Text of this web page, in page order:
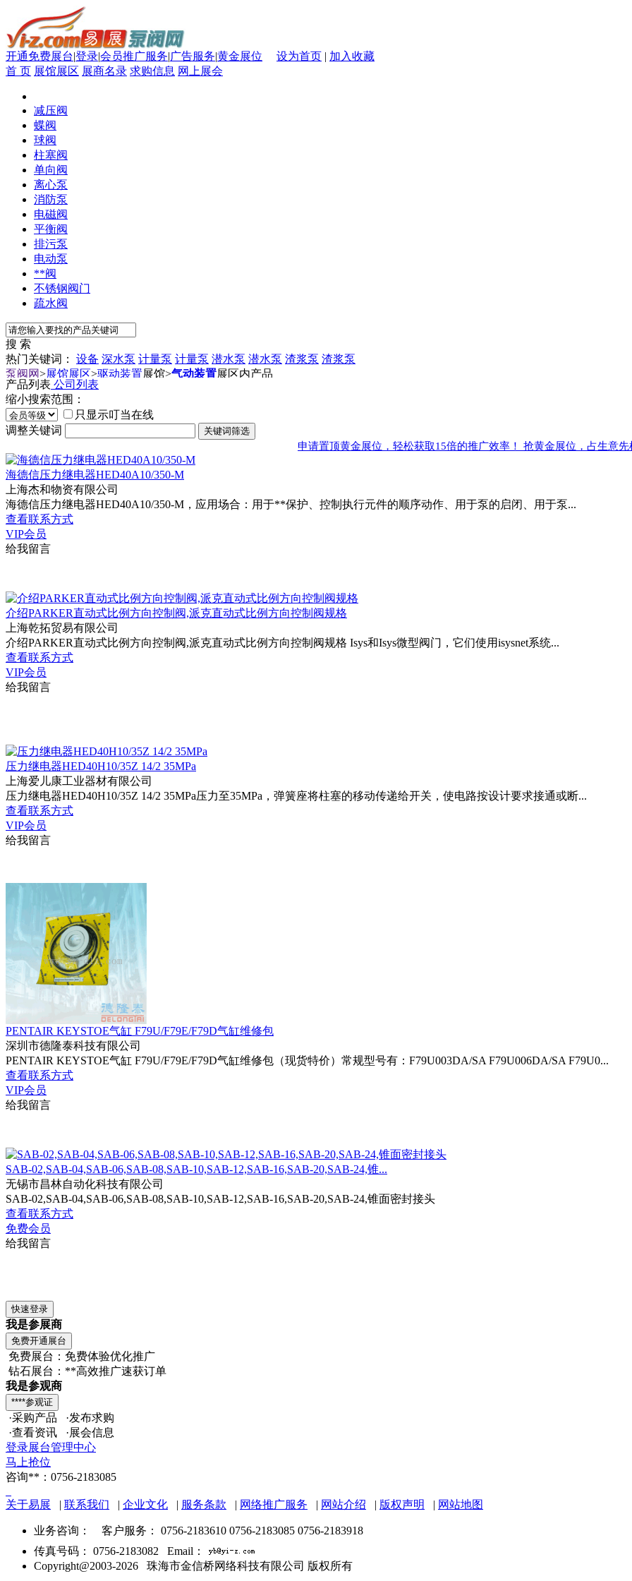
开通免费展台|登录|会员推广服务|广告服务|黄金展位 设为首页 | 加入收藏
首 页 展馆展区 展商名录 求购信息 网上展会
减压阀
蝶阀
球阀
柱塞阀
单向阀
离心泵
消防泵
电磁阀
平衡阀
排污泵
电动泵
**阀
不锈钢阀门
疏水阀
搜 索
热门关键词： 设备 深水泵 计量泵 计量泵 潜水泵 潜水泵 渣浆泵 渣浆泵
泵阀网>展馆展区>驱动装置展馆>气动装置展区内产品
产品列表 公司列表
缩小搜索范围：
只显示叮当在线
调整关键词
申请置顶黄金展位，轻松获取15倍的推广效率！ 抢黄金展位，占生意先
海德信压力继电器HED40A10/350-M
上海杰和物资有限公司
海德信压力继电器HED40A10/350-M，应用场合：用于**保护、控制执行元件的顺序动作、用于泵的启闭、用于泵...
查看联系方式
VIP会员
给我留言
介绍PARKER直动式比例方向控制阀,派克直动式比例方向控制阀规格
上海乾拓贸易有限公司
介绍PARKER直动式比例方向控制阀,派克直动式比例方向控制阀规格 Isys和Isys微型阀门，它们使用isysnet系统...
查看联系方式
VIP会员
给我留言
压力继电器HED40H10/35Z 14/2 35MPa
上海爱儿康工业器材有限公司
压力继电器HED40H10/35Z 14/2 35MPa压力至35MPa，弹簧座将柱塞的移动传递给开关，使电路按设计要求接通或断...
查看联系方式
VIP会员
给我留言
PENTAIR KEYSTOE气缸 F79U/F79E/F79D气缸维修包
深圳市德隆泰科技有限公司
PENTAIR KEYSTOE气缸 F79U/F79E/F79D气缸维修包（现货特价）常规型号有：F79U003DA/SA F79U006DA/SA F79U0...
查看联系方式
VIP会员
给我留言
SAB-02,SAB-04,SAB-06,SAB-08,SAB-10,SAB-12,SAB-16,SAB-20,SAB-24,锥...
无锡市昌林自动化科技有限公司
SAB-02,SAB-04,SAB-06,SAB-08,SAB-10,SAB-12,SAB-16,SAB-20,SAB-24,锥面密封接头
查看联系方式
免费会员
给我留言
我是参展商
免费展台：免费体验优化推广
钻石展台：**高效推广速获订单
我是参观商
·采购产品 ·发布求购
·查看资讯 ·展会信息
登录展台管理中心
马上抢位
咨询**：0756-2183085
关于易展 | 联系我们 | 企业文化 | 服务条款 | 网络推广服务 | 网站介绍 | 版权声明 | 网站地图
业务咨询：
客户服务： 0756-2183610 0756-2183085 0756-2183918
传真号码： 0756-2183082 Email：
Copyright@2003-2026 珠海市金信桥网络科技有限公司 版权所有